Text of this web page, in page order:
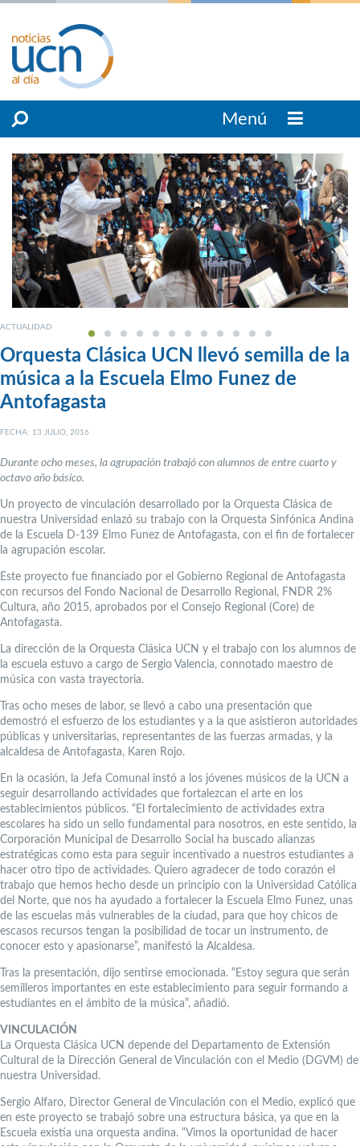
Menú
ACTUALIDAD
Orquesta Clásica UCN llevó semilla de la
música a la Escuela Elmo Funez de
Antofagasta
FECHA: 13 JULIO, 2016
Durante ocho meses, la agrupación trabajó con alumnos de entre cuarto y
octavo año básico.
Un proyecto de vinculación desarrollado por la Orquesta Clásica de
nuestra Universidad enlazó su trabajo con la Orquesta Sinfónica Andina
de la Escuela D-139 Elmo Funez de Antofagasta, con el fin de fortalecer
la agrupación escolar.
Este proyecto fue financiado por el Gobierno Regional de Antofagasta
con recursos del Fondo Nacional de Desarrollo Regional, FNDR 2%
Cultura, año 2015, aprobados por el Consejo Regional (Core) de
Antofagasta.
La dirección de la Orquesta Clásica UCN y el trabajo con los alumnos de
la escuela estuvo a cargo de Sergio Valencia, connotado maestro de
música con vasta trayectoria.
Tras ocho meses de labor, se llevó a cabo una presentación que
demostró el esfuerzo de los estudiantes y a la que asistieron autoridades
públicas y universitarias, representantes de las fuerzas armadas, y la
alcaldesa de Antofagasta, Karen Rojo.
En la ocasión, la Jefa Comunal instó a los jóvenes músicos de la UCN a
seguir desarrollando actividades que fortalezcan el arte en los
establecimientos públicos. “El fortalecimiento de actividades extra
escolares ha sido un sello fundamental para nosotros, en este sentido, la
Corporación Municipal de Desarrollo Social ha buscado alianzas
estratégicas como esta para seguir incentivado a nuestros estudiantes a
hacer otro tipo de actividades. Quiero agradecer de todo corazón el
trabajo que hemos hecho desde un principio con la Universidad Católica
del Norte, que nos ha ayudado a fortalecer la Escuela Elmo Funez, unas
de las escuelas más vulnerables de la ciudad, para que hoy chicos de
escasos recursos tengan la posibilidad de tocar un instrumento, de
conocer esto y apasionarse”, manifestó la Alcaldesa.
Tras la presentación, dijo sentirse emocionada. “Estoy segura que serán
semilleros importantes en este establecimiento para seguir formando a
estudiantes en el ámbito de la música”, añadió.
VINCULACIÓN
La Orquesta Clásica UCN depende del Departamento de Extensión
Cultural de la Dirección General de Vinculación con el Medio (DGVM) de
nuestra Universidad.
Sergio Alfaro, Director General de Vinculación con el Medio, explicó que
en este proyecto se trabajó sobre una estructura básica, ya que en la
Escuela existía una orquesta andina. “Vimos la oportunidad de hacer